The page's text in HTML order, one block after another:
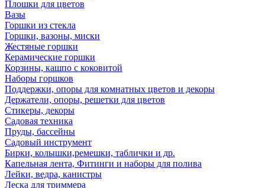
Плошки для цветов
Вазы
Горшки из стекла
Горшки, вазоны, миски
Жестяные горшки
Керамические горшки
Корзины, кашпо с коковитой
Наборы горшков
Поддержки, опоры для комнатных цветов и декоры
Держатели, опоры, решетки для цветов
Стикеры, декоры
Садовая техника
Пруды, бассейны
Садовый инструмент
Бирки, колышки,ремешки, таблички и др.
Капельная лента, Фитинги и наборы для полива
Лейки, ведра, канистры
Леска для триммера